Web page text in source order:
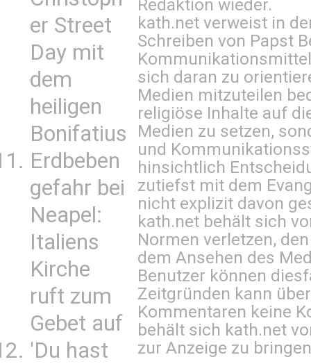
er Street
Day mit
dem
heiligen
Bonifatius
Erdbeben
gefahr bei
Neapel:
Italiens
Kirche
ruft zum
Gebet auf
'Du hast
Redaktion wieder.
kath.net verweist in
Schreiben von Papst
sich daran zu
Medien mitzuteilen
religiöse Inhalte auf
Medien zu setzen,
und
hinsichtlich
zutiefst mit dem
nicht explizit davon
kath.net behält sich
Normen verletzen,
dem Ansehen des
Benutzer können
Zeitgründen kann
Kommentaren keine
behält sich kath.net
zur Anzeige zu